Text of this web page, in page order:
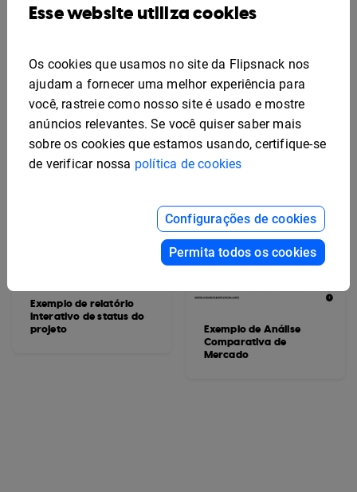
mídia social
Exemplo de relatório
interativo de status do
projeto
Relatório de Gestão de
Exemplo de Análise
Comparativa de
Mercado
Esse website utiliza cookies
Os cookies que usamos no site da Flipsnack nos
ajudam a fornecer uma melhor experiência para
você, rastreie como nosso site é usado e mostre
anúncios relevantes. Se você quiser saber mais
sobre os cookies que estamos usando, certifique-se
de verificar nossa política de cookies
Configurações de cookies
Permita todos os cookies